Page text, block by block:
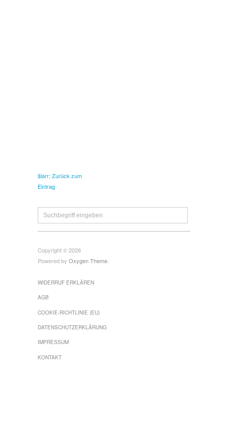
$larr; Zurück zum
Eintrag
Copyright © 2026
Powered by Oxygen Theme
WIDERRUF ERKLÄREN
AGB
COOKIE-RICHTLINIE (EU)
DATENSCHUTZERKLÄRUNG
IMPRESSUM
KONTAKT